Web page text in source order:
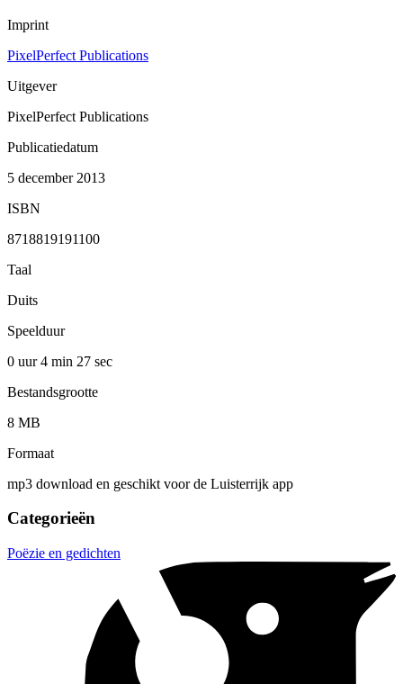
Imprint
PixelPerfect Publications
Uitgever
PixelPerfect Publications
Publicatiedatum
5 december 2013
ISBN
8718819191100
Taal
Duits
Speelduur
0 uur 4 min 27 sec
Bestandsgrootte
8 MB
Formaat
mp3 download en geschikt voor de Luisterrijk app
Categorieën
Poëzie en gedichten